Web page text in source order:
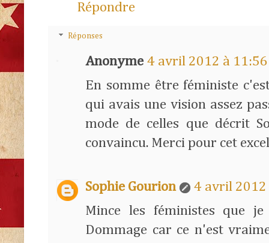
Répondre
Réponses
Anonyme 4 avril 2012 à 11:56
En somme être féministe
qui avais une vision assez
mode de celles que décrit
convaincu. Merci pour cet
Sophie Gourion
4 avril 2012
Mince les féministes que
Dommage car ce n'est